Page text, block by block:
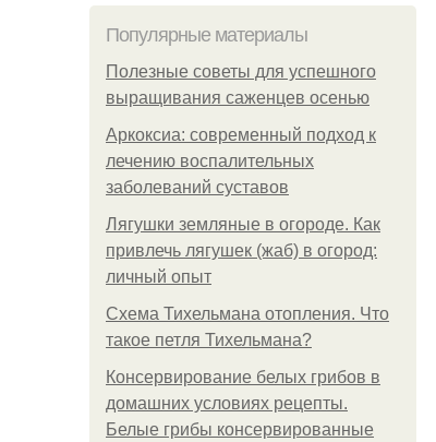
Популярные материалы
Полезные советы для успешного
выращивания саженцев осенью
Аркоксиа: современный подход к
лечению воспалительных
заболеваний суставов
Лягушки земляные в огороде. Как
привлечь лягушек (жаб) в огород:
личный опыт
Схема Тихельмана отопления. Что
такое петля Тихельмана?
Консервирование белых грибов в
домашних условиях рецепты.
Белые грибы консервированные